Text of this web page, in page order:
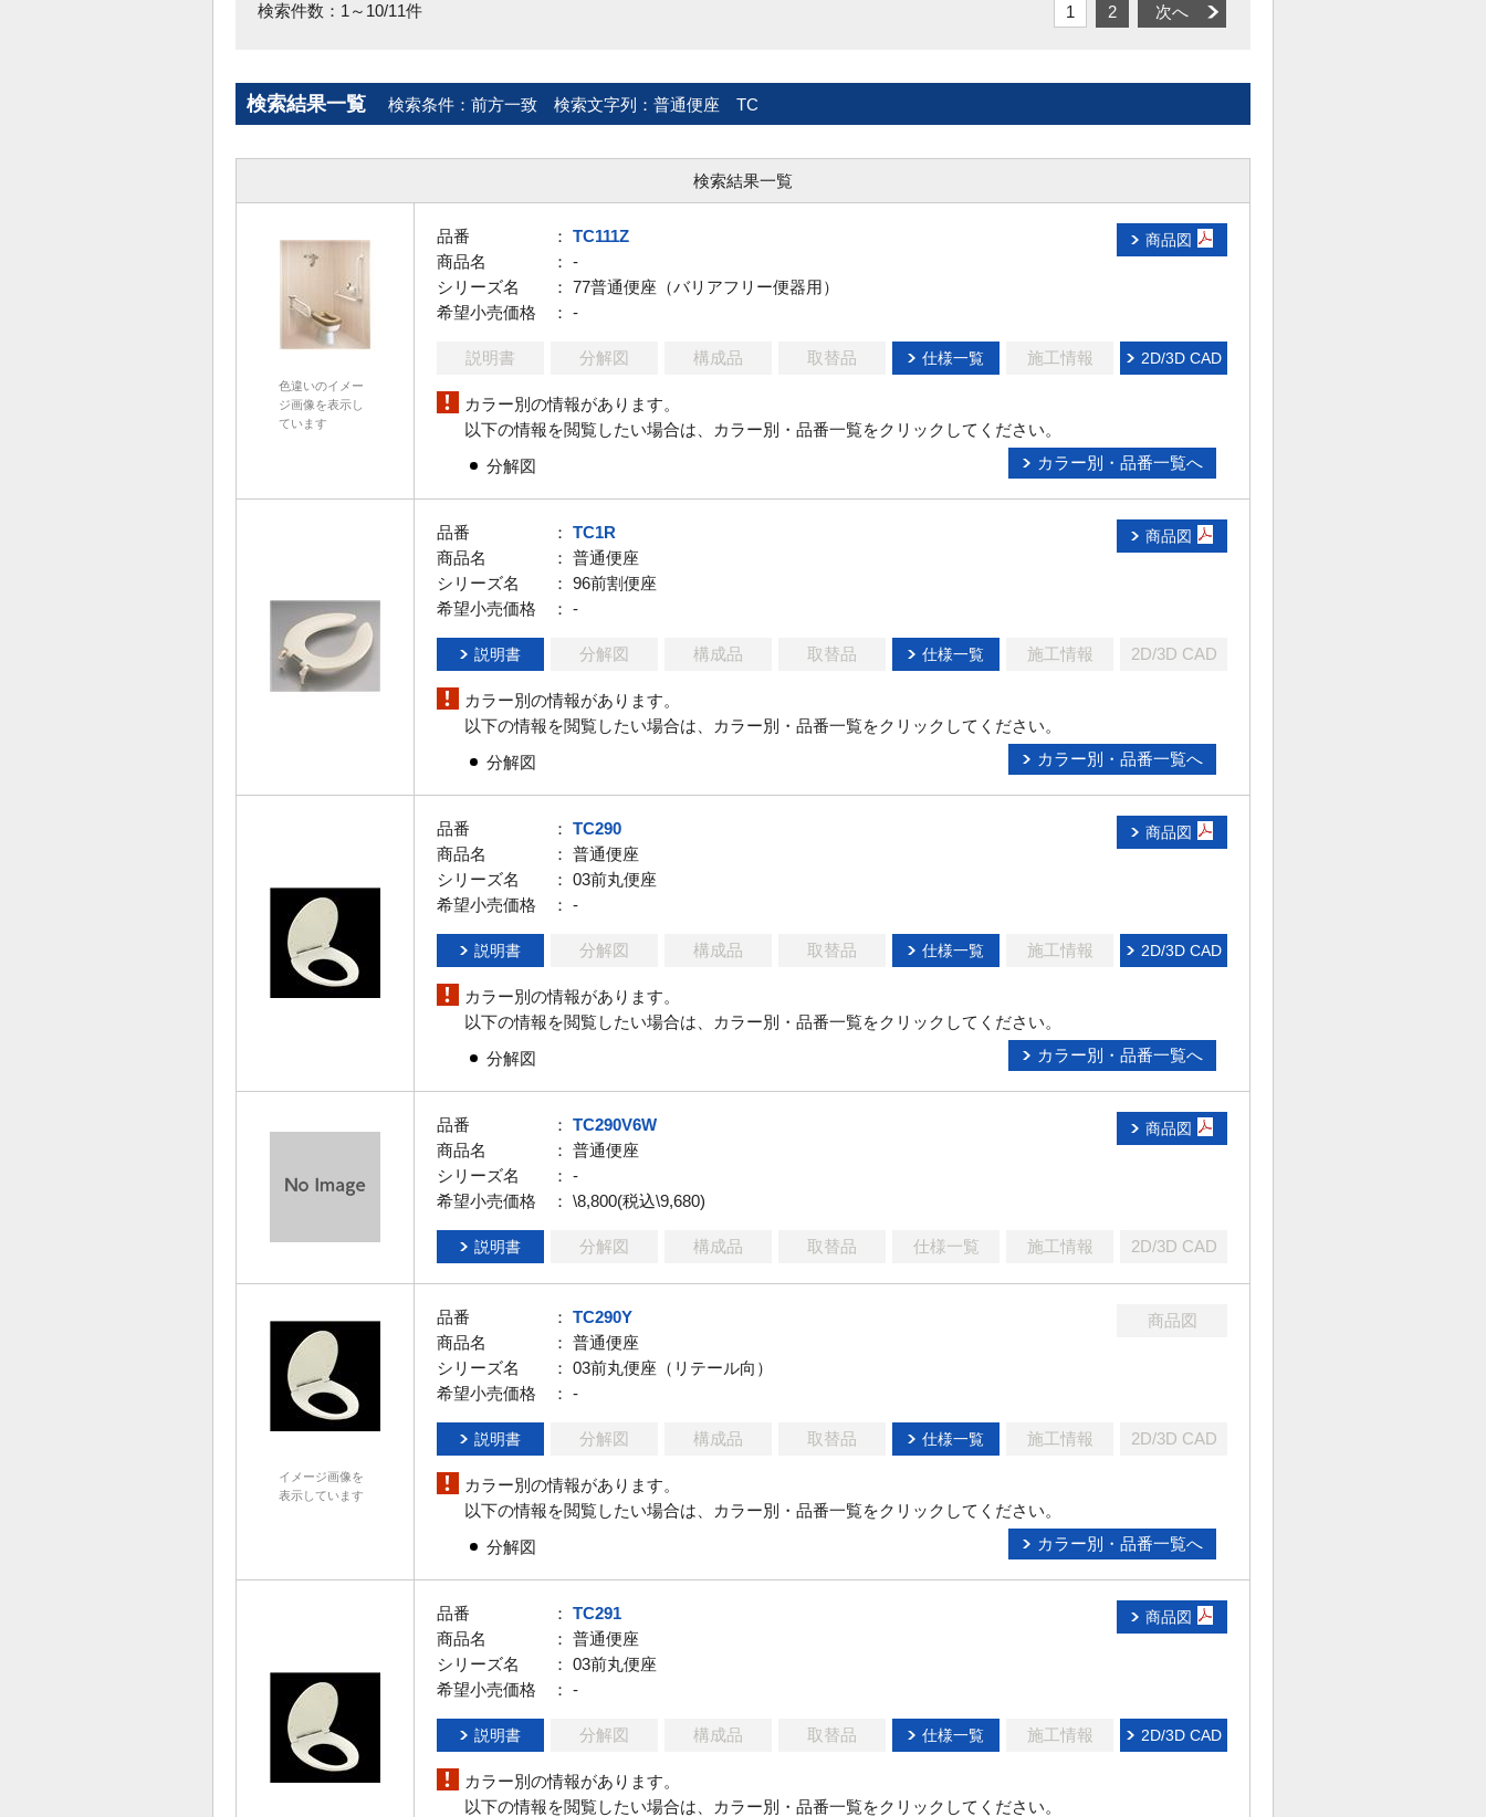
検索件数：1～10/11件 1 2 次へ
検索結果一覧 検索条件：前方一致 検索文字列：普通便座 TC
検索結果一覧
色違いのイメー
ジ画像を表示し
ています
品番 ： TC111Z
商品名
： -
シリーズ名
： 77普通便座（バリアフリー便器用）
希望小売価格
： -
商品図
説明書 分解図 構成品 取替品 仕様一覧 施工情報 2D/3D CAD
カラー別の情報があります。
以下の情報を閲覧したい場合は、カラー別・品番一覧をクリックしてください。
分解図
カラー別・品番一覧へ
品番 ： TC1R
商品名
： 普通便座
シリーズ名
： 96前割便座
希望小売価格
： -
商品図
説明書 分解図 構成品 取替品 仕様一覧 施工情報 2D/3D CAD
カラー別の情報があります。
以下の情報を閲覧したい場合は、カラー別・品番一覧をクリックしてください。
分解図
カラー別・品番一覧へ
品番 ： TC290
商品名
： 普通便座
シリーズ名
： 03前丸便座
希望小売価格
： -
商品図
説明書 分解図 構成品 取替品 仕様一覧 施工情報 2D/3D CAD
カラー別の情報があります。
以下の情報を閲覧したい場合は、カラー別・品番一覧をクリックしてください。
分解図
カラー別・品番一覧へ
品番 ： TC290V6W
商品名
： 普通便座
シリーズ名
： -
希望小売価格
： \8,800(税込\9,680)
商品図
説明書 分解図 構成品 取替品 仕様一覧 施工情報 2D/3D CAD
イメージ画像を
表示しています
品番 ： TC290Y
商品名
： 普通便座
シリーズ名
： 03前丸便座（リテール向）
希望小売価格
： -
商品図
説明書 分解図 構成品 取替品 仕様一覧 施工情報 2D/3D CAD
カラー別の情報があります。
以下の情報を閲覧したい場合は、カラー別・品番一覧をクリックしてください。
分解図
カラー別・品番一覧へ
品番 ： TC291
商品名
： 普通便座
シリーズ名
： 03前丸便座
希望小売価格
： -
商品図
説明書 分解図 構成品 取替品 仕様一覧 施工情報 2D/3D CAD
カラー別の情報があります。
以下の情報を閲覧したい場合は、カラー別・品番一覧をクリックしてください。